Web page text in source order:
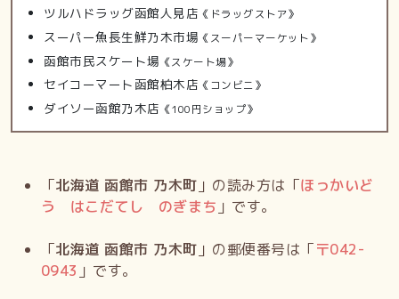
ツルハドラッグ函館人見店 《ドラッグストア》
スーパー魚長生鮮乃木市場 《スーパーマーケット》
函館市民スケート場 《スケート場》
セイコーマート函館柏木店 《コンビニ》
ダイソー函館乃木店 《100円ショップ》
「北海道 函館市 乃木町 」の読み方は「ほっかいど
う はこだてし のぎまち 」です。
「北海道 函館市 乃木町 」の郵便番号は「〒042-
0943 」です。